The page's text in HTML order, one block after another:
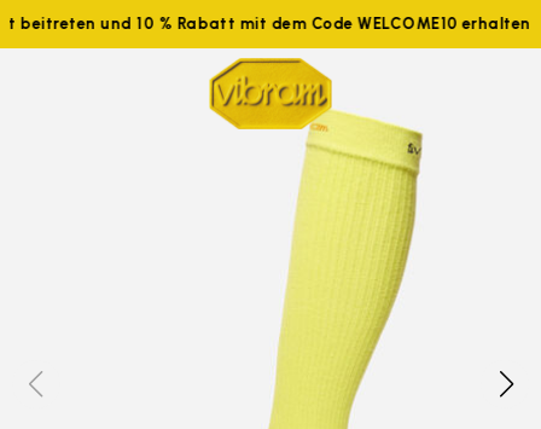
beitreten und 10 % Rabatt mit dem Code WELCOME10 erhalten